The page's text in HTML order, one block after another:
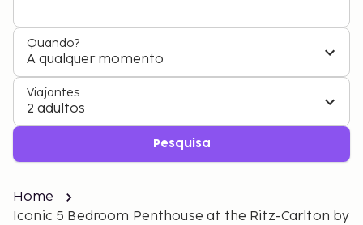
Quando?
A qualquer momento
Viajantes
2 adultos
Pesquisa
Home
Iconic 5 Bedroom Penthouse at the Ritz-Carlton by